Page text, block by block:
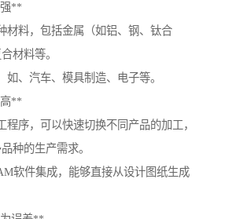
**
材料，包括金属（如铝、钢、钛合
材料等。
、汽车、模具制造、电子等。
**
序，可以快速切换不同产品的加工，
种的生产需求。
软件集成，能够直接从设计图纸生成